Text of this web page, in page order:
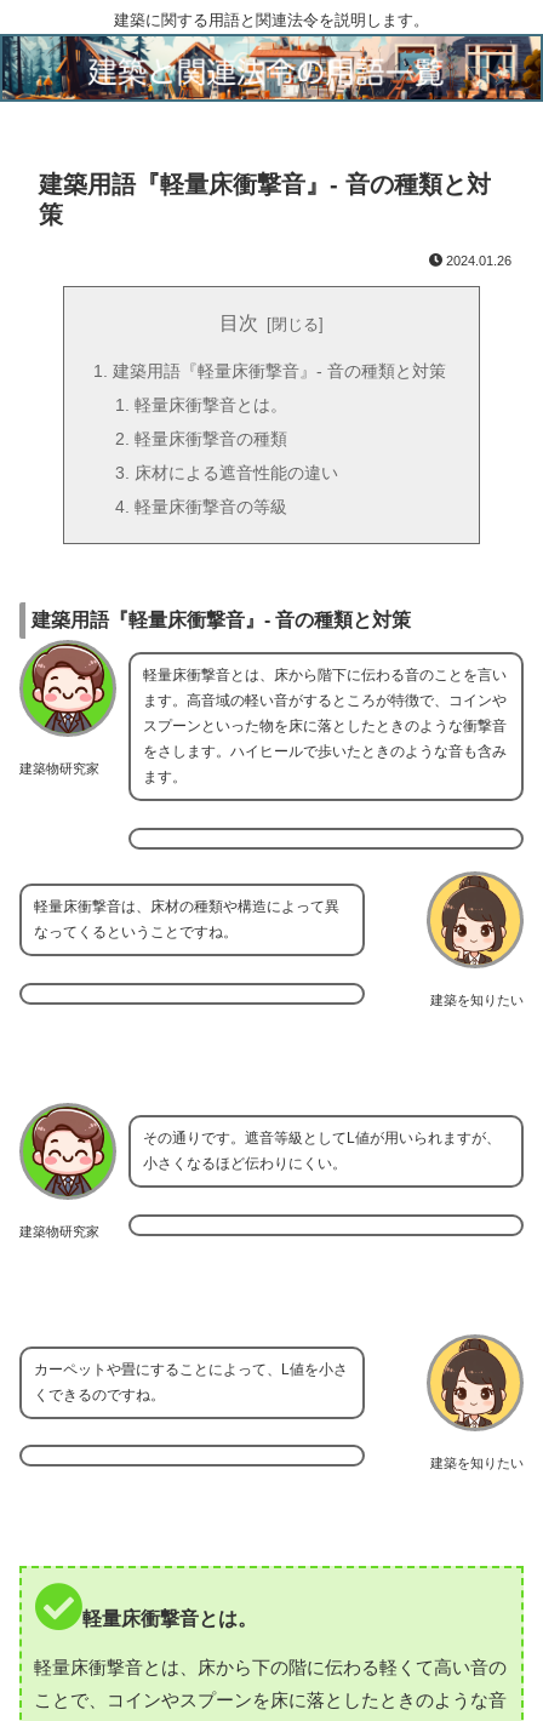
建築に関する用語と関連法令を説明します。
建築用語『軽量床衝撃音』- 音の種類と対
策
2024.01.26
目次
建築用語『軽量床衝撃音』- 音の種類と対策
軽量床衝撃音とは。
軽量床衝撃音の種類
床材による遮音性能の違い
軽量床衝撃音の等級
建築用語『軽量床衝撃音』- 音の種類と対策
建築物研究家
軽量床衝撃音とは、床から階下に伝わる音のことを言い
ます。高音域の軽い音がするところが特徴で、コインや
スプーンといった物を床に落としたときのような衝撃音
をさします。ハイヒールで歩いたときのような音も含み
ます。
建築を知りたい
軽量床衝撃音は、床材の種類や構造によって異
なってくるということですね。
建築物研究家
その通りです。遮音等級としてL値が用いられますが、
小さくなるほど伝わりにくい。
建築を知りたい
カーペットや畳にすることによって、L値を小さ
くできるのですね。
軽量床衝撃音とは。
軽量床衝撃音とは、床から下の階に伝わる軽くて高い音の
ことで、コインやスプーンを床に落としたときのような音